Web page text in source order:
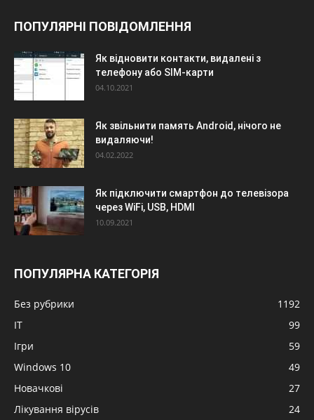
ПОПУЛЯРНІ ПОВІДОМЛЕННЯ
Як відновити контакти, видалені з
телефону або SIM-карти
04.10.2021
Як звільнити память Android, нічого не
видаляючи!
04.02.2022
Як підключити смартфон до телевізора
через WiFi, USB, HDMI
10.09.2021
ПОПУЛЯРНА КАТЕГОРІЯ
Без рубрики
1192
IT
99
Ігри
59
Windows 10
49
Новачкові
27
Лікування вірусів
24